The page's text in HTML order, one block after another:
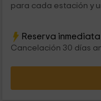
para cada estación y
Reserva inmediata
Cancelación 30 días